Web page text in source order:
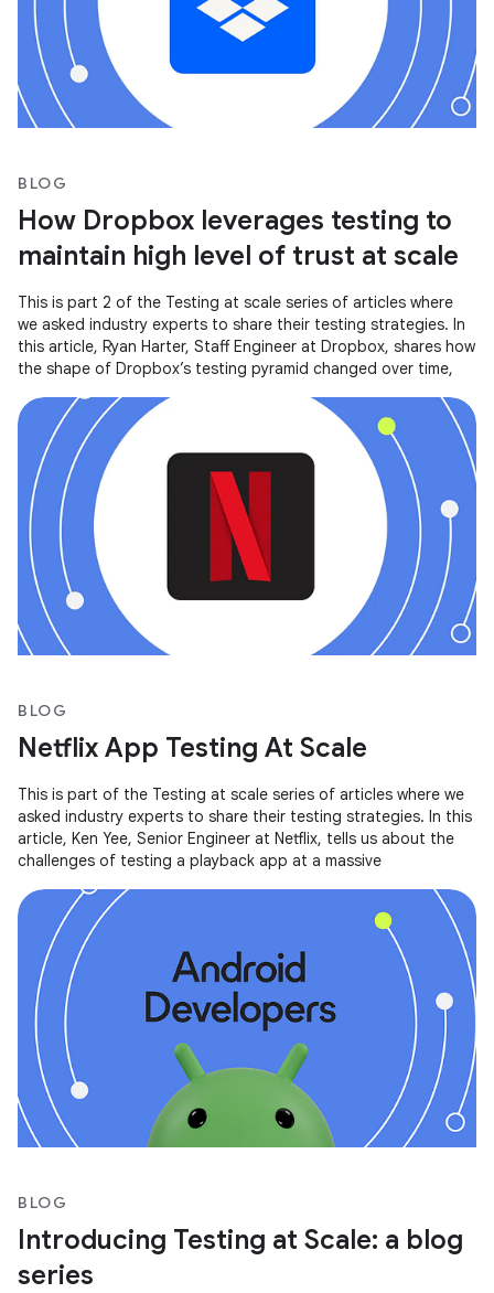
BLOG
How Dropbox leverages testing to
maintain high level of trust at scale
This is part 2 of the Testing at scale series of articles where
we asked industry experts to share their testing strategies. In
this article, Ryan Harter, Staff Engineer at Dropbox, shares how
the shape of Dropbox’s testing pyramid changed over time,
BLOG
Netflix App Testing At Scale
This is part of the Testing at scale series of articles where we
asked industry experts to share their testing strategies. In this
article, Ken Yee, Senior Engineer at Netflix, tells us about the
challenges of testing a playback app at a massive
BLOG
Introducing Testing at Scale: a blog
series